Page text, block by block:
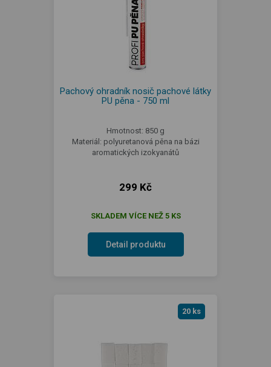
Pachový ohradník nosič pachové látky
PU pěna - 750 ml
Hmotnost: 850 g
Materiál: polyuretanová pěna na bázi
aromatických izokyanátů
299 Kč
SKLADEM VÍCE NEŽ 5 KS
Detail produktu
20 ks